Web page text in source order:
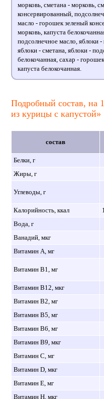
морковь, сметана - морковь,
консервированный,
масло - горошек зеленый
морковь, капуста
подсолнечное масло, яблоки
яблоки - сметана, яблоки -
белокочанная, сахар -
капуста белокочанная.
Подробный состав, на
из курицы с капустой»
состав
Белки, г
Жиры, г
Углеводы, г
Калорийность, ккал
Вода, г
Ванадий, мкг
Витамин A, мг
Витамин B1, мг
Витамин B12, мкг
Витамин B2, мг
Витамин B5, мг
Витамин B6, мг
Витамин B9, мкг
Витамин C, мг
Витамин D, мкг
Витамин E, мг
Витамин H, мкг